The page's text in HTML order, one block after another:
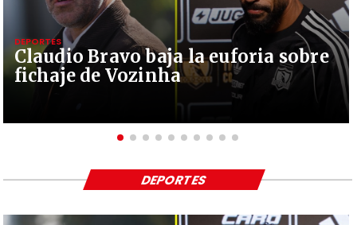
Claudio Bravo baja la euforia sobre
fichaje de Vozinha
DEPORTES
DEPORTES